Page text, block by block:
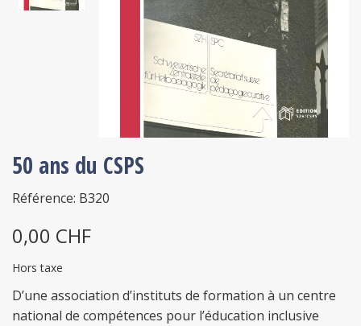
50 ans du CSPS
Référence: B320
0,00 CHF
Hors taxe
D’une association d’instituts de formation à un centre
national de compétences pour l’éducation inclusive